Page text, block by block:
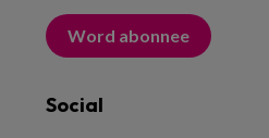
Word abonnee
Social